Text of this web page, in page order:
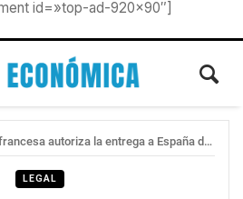
id=»top-ad-920×90″]
autoriza la entrega a España del exjefe de ETA Josu Ternera
LEGAL